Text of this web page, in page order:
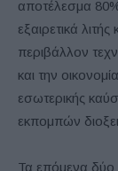
αποτέλεσμα
εξαιρετικά
περιβάλλον
και την
εσωτερικής
εκπομπών
Τα επόμενα δύο